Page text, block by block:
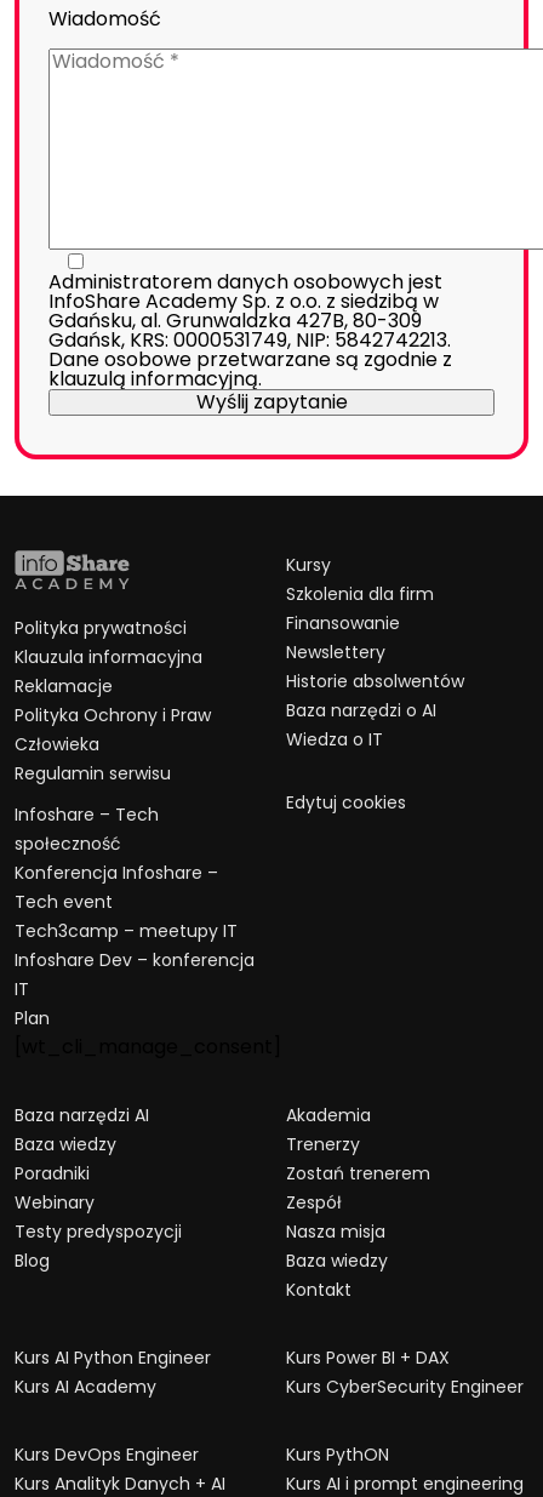
Wiadomość
Administratorem danych osobowych jest
InfoShare Academy Sp. z o.o. z siedzibą w
Gdańsku, al. Grunwaldzka 427B, 80-309
Gdańsk, KRS: 0000531749, NIP: 5842742213.
Dane osobowe przetwarzane są zgodnie z
klauzulą informacyjną.
Polityka prywatności
Klauzula informacyjna
Reklamacje
Polityka Ochrony i Praw
Człowieka
Regulamin serwisu
Infoshare – Tech
społeczność
Konferencja Infoshare –
Tech event
Tech3camp – meetupy IT
Infoshare Dev – konferencja
IT
Plan
Kursy
Szkolenia dla firm
Finansowanie
Newslettery
Historie absolwentów
Baza narzędzi o AI
Wiedza o IT
Edytuj cookies
Baza narzędzi AI
Baza wiedzy
Poradniki
Webinary
Testy predyspozycji
Blog
Akademia
Trenerzy
Zostań trenerem
Zespół
Nasza misja
Baza wiedzy
Kontakt
Kurs AI Python Engineer
Kurs AI Academy
Kurs Power BI + DAX
Kurs CyberSecurity Engineer
Kurs DevOps Engineer
Kurs Analityk Danych + AI
Kurs PythON
Kurs AI i prompt engineering